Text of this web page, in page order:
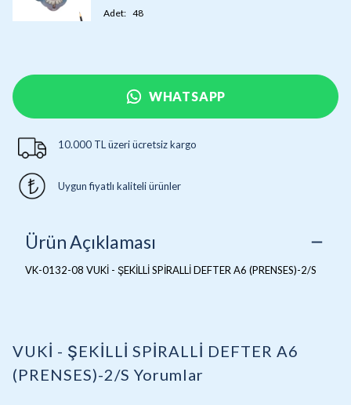
Adet: 48
WHATSAPP
10.000 TL üzeri ücretsiz kargo
Uygun fiyatlı kaliteli ürünler
Ürün Açıklaması
VK-0132-08 VUKİ - ŞEKİLLİ SPİRALLİ DEFTER A6 (PRENSES)-2/S
VUKİ - ŞEKİLLİ SPİRALLİ DEFTER A6
(PRENSES)-2/S Yorumlar